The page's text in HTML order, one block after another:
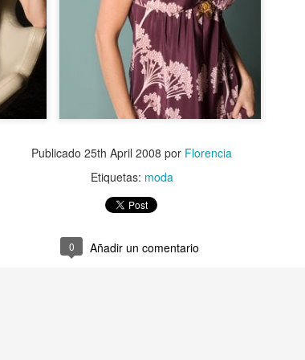
Publicado 25th April 2008 por Florencia
Etiquetas: moda
0 Añadir un comentario